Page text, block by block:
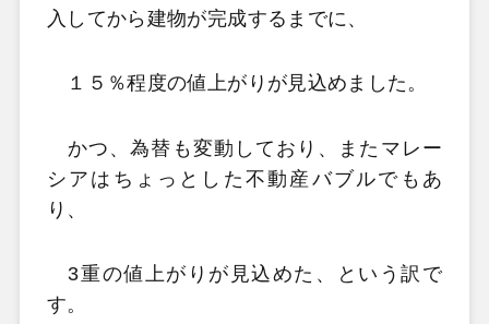
入してから建物が完成するまでに、
１５％程度の値上がりが見込めました。
かつ、為替も変動しており、またマレー
シアはちょっとした不動産バブルでもあ
り、
3重の値上がりが見込めた、という訳で
す。